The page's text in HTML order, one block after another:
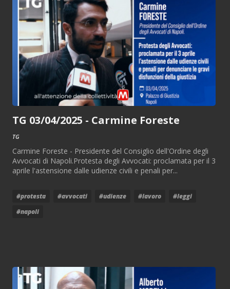
TG 03/04/2025 - Carmine Foreste
TG
Carmine Foreste - Presidente del Consiglio dell'Ordine degli
Avvocati di Napoli.Protesta degli Avvocati: proclamata per il 3
aprile l'astensione dalle udienze civili e penali per...
#protesta #avvocati #udienze #lavoro
#leggi
#napoli